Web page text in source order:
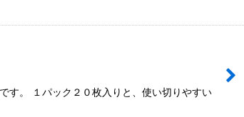
す。 １パック２０枚入りと、使い切りやすい